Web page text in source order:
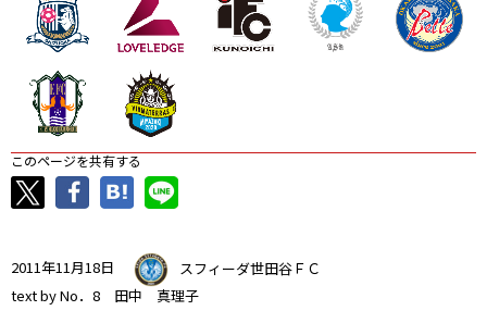
このページを共有する
2011年11月18日
スフィーダ世田谷ＦＣ
text by No．8 田中 真理子